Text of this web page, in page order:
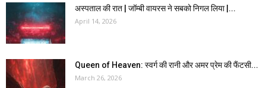
अस्पताल की रात | जॉम्बी वायरस ने सबको निगल लिया |...
April 14, 2026
Queen of Heaven: स्वर्ग की रानी और अमर प्रेम की फैंटसी...
March 26, 2026